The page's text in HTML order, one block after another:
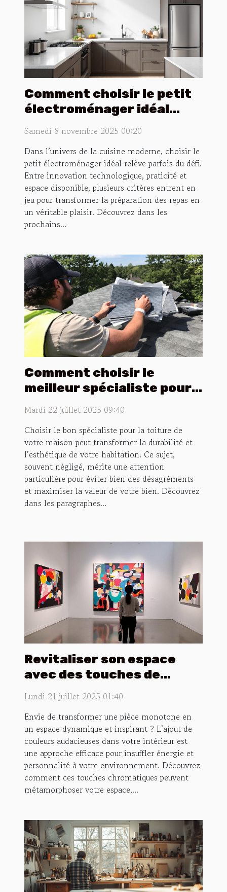
Comment choisir le petit
électroménager idéal
pour votre cuisine ?
Samedi 8 novembre 2025 00:20
Dans l’univers de la cuisine moderne, choisir le
petit électroménager idéal relève parfois du défi.
Entre innovation technologique, praticité et
espace disponible, plusieurs critères entrent en
jeu pour transformer la préparation des repas en
un véritable plaisir. Découvrez dans les
prochains...
Comment choisir le
meilleur spécialiste pour
Mardi 22 juillet 2025 09:40
Choisir le bon spécialiste pour la toiture de
votre maison peut transformer la durabilité et
l’esthétique de votre habitation. Ce sujet,
souvent négligé, mérite une attention
particulière pour éviter bien des désagréments
et maximiser la valeur de votre bien. Découvrez
dans les paragraphes...
Revitaliser son espace
avec des touches de
Lundi 21 juillet 2025 01:40
Envie de transformer une pièce monotone en
un espace dynamique et inspirant ? L’ajout de
couleurs audacieuses dans votre intérieur est
une approche efficace pour insuffler énergie et
personnalité à votre environnement. Découvrez
comment ces touches chromatiques peuvent
métamorphoser votre espace,...